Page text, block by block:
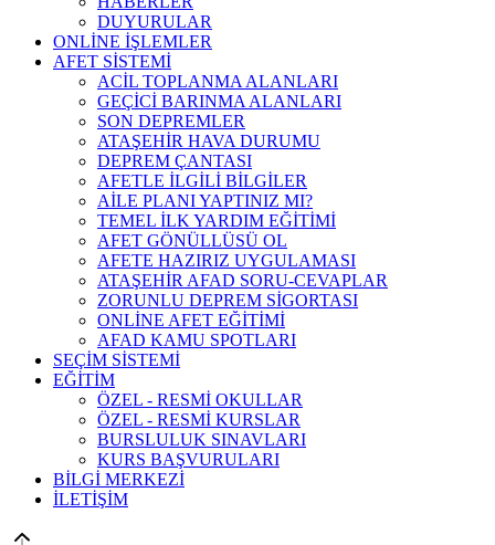
DUYURULAR
ONLİNE İŞLEMLER
AFET SİSTEMİ
ACİL TOPLANMA ALANLARI
GEÇİCİ BARINMA ALANLARI
SON DEPREMLER
ATAŞEHİR HAVA DURUMU
DEPREM ÇANTASI
AFETLE İLGİLİ BİLGİLER
AİLE PLANI YAPTINIZ MI?
TEMEL İLK YARDIM EĞİTİMİ
AFET GÖNÜLLÜSÜ OL
AFETE HAZIRIZ UYGULAMASI
ATAŞEHİR AFAD SORU-CEVAPLAR
ZORUNLU DEPREM SİGORTASI
ONLİNE AFET EĞİTİMİ
AFAD KAMU SPOTLARI
SEÇİM SİSTEMİ
EĞİTİM
ÖZEL - RESMİ OKULLAR
ÖZEL - RESMİ KURSLAR
BURSLULUK SINAVLARI
KURS BAŞVURULARI
BİLGİ MERKEZİ
İLETİŞİM